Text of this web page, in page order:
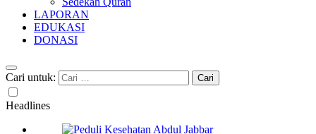
LAPORAN
EDUKASI
DONASI
Cari untuk:
Headlines